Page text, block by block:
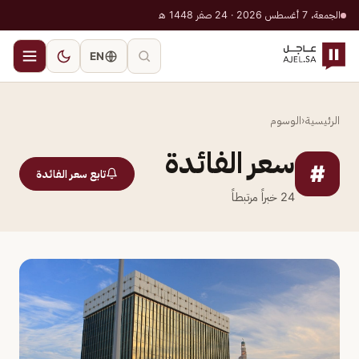
الجمعة، 7 أغسطس 2026 · 24 صفر 1448 هـ
EN
الرئيسية‹الوسوم
# سعر الفائدة
24 خبراً مرتبطاً
تابع سعر الفائدة